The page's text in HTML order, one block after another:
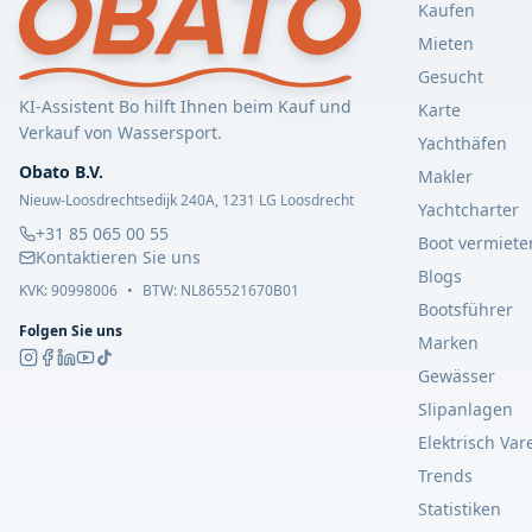
KI-Assistent Bo hilft Ihnen beim Kauf und
Verkauf von Wassersport.
Obato B.V.
Nieuw-Loosdrechtsedijk 240A, 1231 LG Loosdrecht
+31 85 065 00 55
Kontaktieren Sie uns
KVK:90998006 • BTW: NL865521670B01
Folgen Sie uns
Kaufen
Mieten
Gesucht
Karte
Yachthäfen
Makler
Yachtcharter
Boot
Blogs
Bootsführer
Marken
Gewässer
Slipanlagen
Elektrisch
Trends
Statistiken